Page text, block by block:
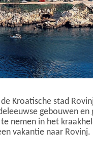
Kroatische stad
gebouwen
nemen in het
vakantie naar Rovinj.